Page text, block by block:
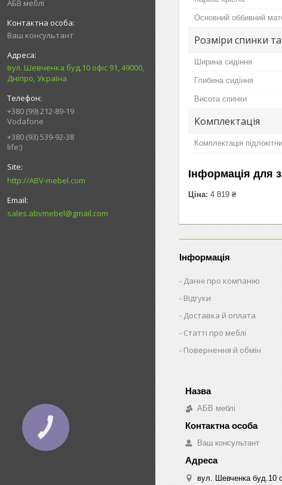
АБВ меблі
Ваш консультант
вул. Шевченка буд.10 офіс 91, 49000,
Дніпро, Україна
+380 (99) 212-89-19
Vodafone
+380 (93) 539-92-38
life:)
http://ABV-mebel.com
sales.abvmebel@gmail.com
Основний оббивний
Розміри спинки та
Ширина сидіння
Глибина сидіння
Висота спинки
Комплектація
Комплектація
Інформація для
Ціна: 4 819 ₴
Інформація
Данні про компанію
Відгуки
Доставка й оплата
Статті про меблі
Повернення й обмін
АБВ меблі
Ваш консультант
вул. Шевченка буд.10
КНОПКА
ЗВ'ЯЗКУ